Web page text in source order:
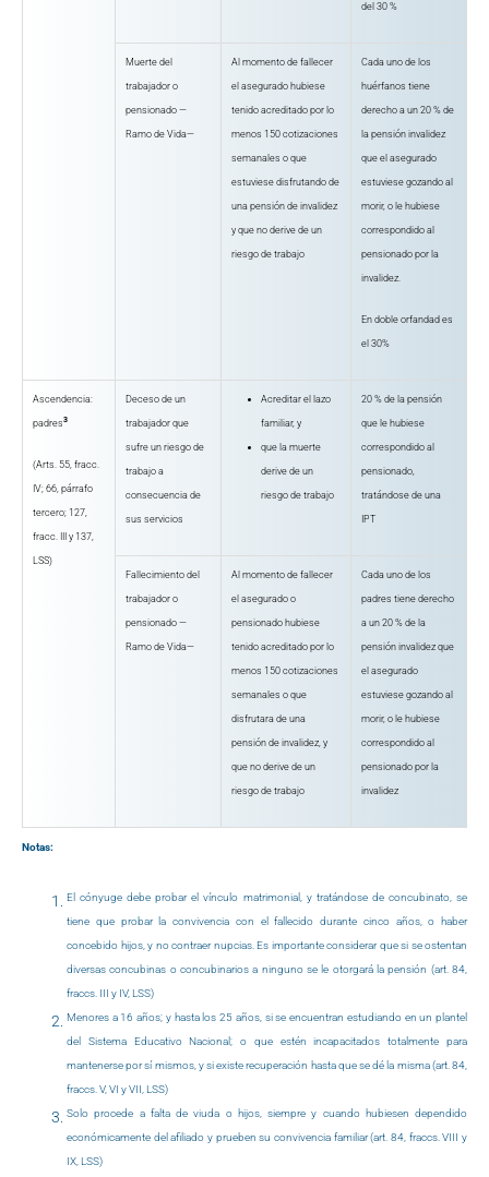
del 30 %
Muerte del
trabajador o
pensionado —
Ramo de Vida—
Al momento de fallecer
el asegurado hubiese
tenido acreditado por lo
menos 150 cotizaciones
semanales o que
estuviese disfrutando de
una pensión de invalidez
y que no derive de un
riesgo de trabajo
Cada uno de los
huérfanos tiene
derecho a un 20 % de
la pensión invalidez
que el asegurado
estuviese gozando al
morir, o le hubiese
correspondido al
pensionado por la
invalidez.
En doble orfandad es
el 30%
Ascendencia:
padres3
(Arts. 55, fracc.
IV; 66, párrafo
tercero; 127,
fracc. III y 137,
LSS)
Deceso de un
trabajador que
sufre un riesgo de
trabajo a
consecuencia de
sus servicios
Acreditar el lazo
familiar, y
que la muerte
derive de un
riesgo de trabajo
20 % de la pensión
que le hubiese
correspondido al
pensionado,
tratándose de una
IPT
Fallecimiento del
trabajador o
pensionado —
Ramo de Vida—
Al momento de fallecer
el asegurado o
pensionado hubiese
tenido acreditado por lo
menos 150 cotizaciones
semanales o que
disfrutara de una
pensión de invalidez, y
que no derive de un
riesgo de trabajo
Cada uno de los
padres tiene derecho
a un 20 % de la
pensión invalidez que
el asegurado
estuviese gozando al
morir, o le hubiese
correspondido al
pensionado por la
invalidez
Notas:
El cónyuge debe probar el vínculo matrimonial, y tratándose de concubinato, se
tiene que probar la convivencia con el fallecido durante cinco años, o haber
concebido hijos, y no contraer nupcias. Es importante considerar que si se ostentan
diversas concubinas o concubinarios a ninguno se le otorgará la pensión (art. 84,
fraccs. III y IV, LSS)
Menores a 16 años; y hasta los 25 años, si se encuentran estudiando en un plantel
del Sistema Educativo Nacional; o que estén incapacitados totalmente para
mantenerse por sí mismos, y si existe recuperación hasta que se dé la misma (art. 84,
fraccs. V, VI y VII, LSS)
Solo procede a falta de viuda o hijos, siempre y cuando hubiesen dependido
económicamente del afiliado y prueben su convivencia familiar (art. 84, fraccs. VIII y
IX, LSS)